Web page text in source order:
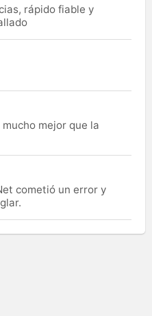
rápido fiable y
mejor que la
cometió un error y